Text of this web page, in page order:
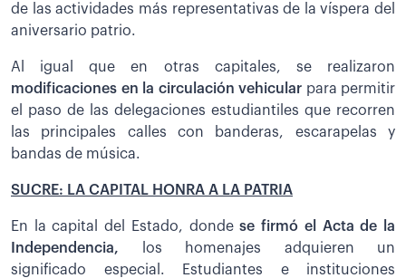
de las actividades más representativas de la víspera del
aniversario patrio.
Al igual que en otras capitales, se realizaron
modificaciones en la circulación vehicular para permitir
el paso de las delegaciones estudiantiles que recorren
las principales calles con banderas, escarapelas y
bandas de música.
SUCRE: LA CAPITAL HONRA A LA PATRIA
En la capital del Estado, dondese firmó el Acta de la
Independencia, los homenajes adquieren un
significado especial. Estudiantes e instituciones